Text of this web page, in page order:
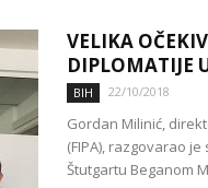
VELIKA
DIPLOMATIJE
BIH 22/10/2018
Gordan Milinić,
(FIPA), razgovarao
Štutgartu Beganom